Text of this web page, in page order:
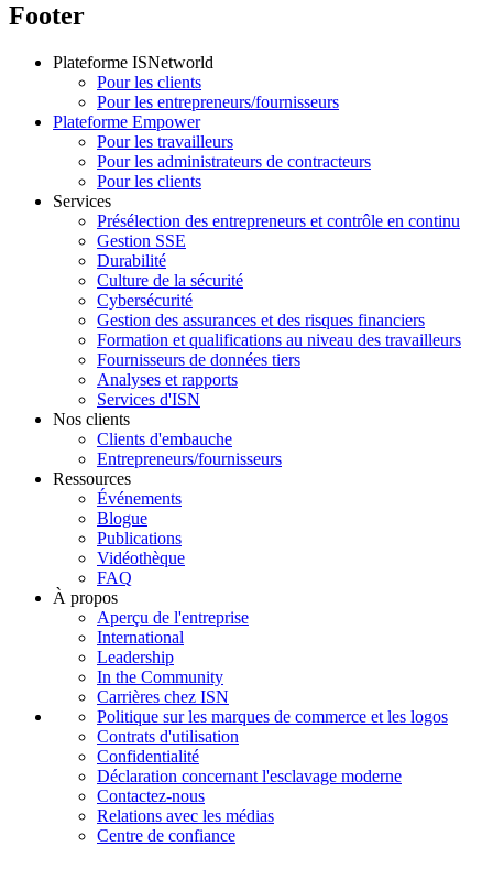
Footer
Plateforme ISNetworld
Pour les clients
Pour les entrepreneurs/fournisseurs
Plateforme Empower
Pour les travailleurs
Pour les administrateurs de contracteurs
Pour les clients
Services
Présélection des entrepreneurs et contrôle en continu
Gestion SSE
Durabilité
Culture de la sécurité
Cybersécurité
Gestion des assurances et des risques financiers
Formation et qualifications au niveau des travailleurs
Fournisseurs de données tiers
Analyses et rapports
Services d'ISN
Nos clients
Clients d'embauche
Entrepreneurs/fournisseurs
Ressources
Événements
Blogue
Publications
Vidéothèque
FAQ
À propos
Aperçu de l'entreprise
International
Leadership
In the Community
Carrières chez ISN
Politique sur les marques de commerce et les logos
Contrats d'utilisation
Confidentialité
Déclaration concernant l'esclavage moderne
Contactez-nous
Relations avec les médias
Centre de confiance